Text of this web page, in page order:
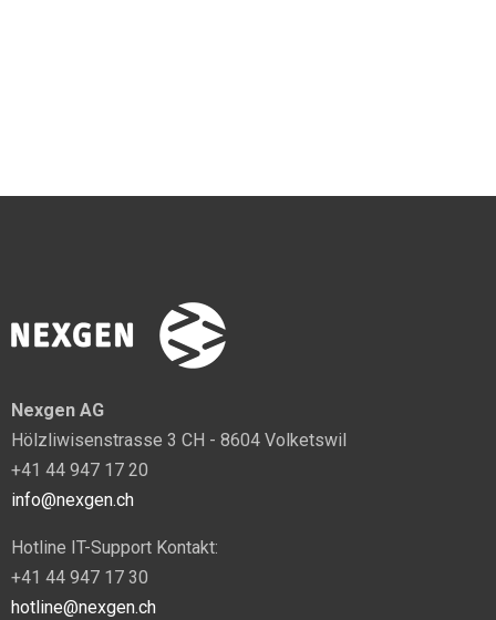
Nexgen AG
Hölzliwisenstrasse 3 CH - 8604 Volketswil
+41 44 947 17 20
info@nexgen.ch
Hotline IT-Support Kontakt:
+41 44 947 17 30
hotline@nexgen.ch